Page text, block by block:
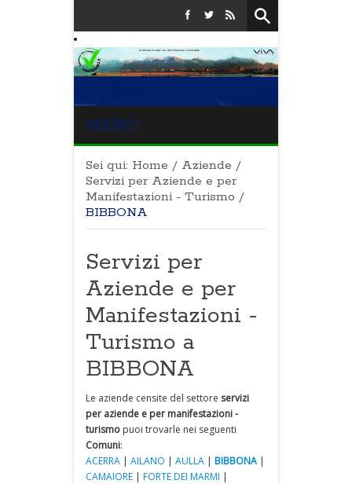
MENU
Sei qui: Home / Aziende /
Servizi per Aziende e per
Manifestazioni - Turismo /
BIBBONA
Servizi per
Aziende e per
Manifestazioni -
Turismo a
BIBBONA
Le aziende censite del settore servizi
per aziende e per manifestazioni -
turismo puoi trovarle nei seguenti
Comuni:
ACERRA | AILANO | AULLA | BIBBONA |
CAMAIORE | FORTE DEI MARMI |